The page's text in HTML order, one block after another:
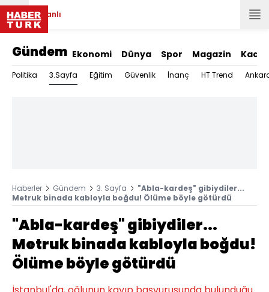
Canlı
Gündem Ekonomi Dünya Spor Magazin Kadın
Politika 3.Sayfa Eğitim Güvenlik İnanç HT Trend
Haberler Gündem 3. Sayfa
"Abla-kardeş" gibiydiler...
Metruk binada kabloyla boğdu! Ölüme böyle götürdü
"Abla-kardeş" gibiydiler...
Metruk binada kabloyla boğdu!
Ölüme böyle götürdü